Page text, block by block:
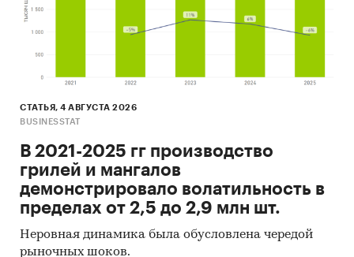
СТАТЬЯ, 4 АВГУСТА 2026
BUSINESSTAT
В 2021-2025 гг производство
грилей и мангалов
демонстрировало волатильность в
пределах от 2,5 до 2,9 млн шт.
Неровная динамика была обусловлена чередой
рыночных шоков.